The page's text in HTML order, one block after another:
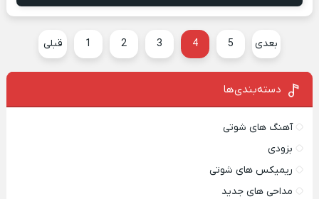
قبلی 1 2 3 4 5 بعدی
دسته‌بندی‌ها
آهنگ های شوتی
بزودی
ریمیکس های شوتی
مداحی های جدید